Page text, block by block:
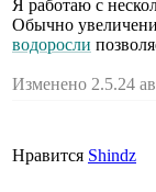
Я работаю с
Обычно
водоросли
Изменено 2.5.24
Нравится Shindz